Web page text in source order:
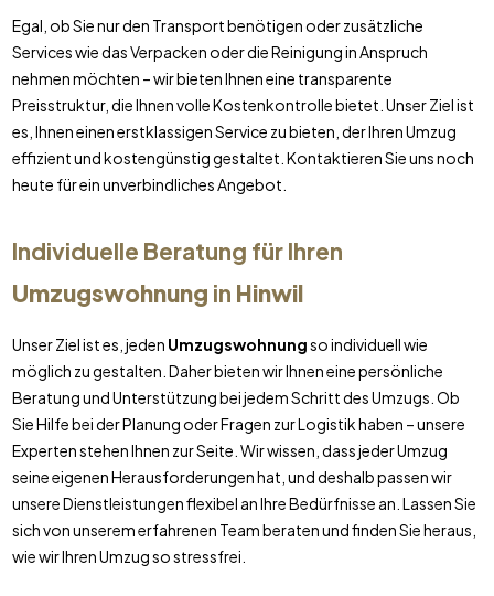
Egal, ob Sie nur den Transport benötigen oder zusätzliche
Services wie das Verpacken oder die Reinigung in Anspruch
nehmen möchten – wir bieten Ihnen eine transparente
Preisstruktur, die Ihnen volle Kostenkontrolle bietet. Unser Ziel ist
es, Ihnen einen erstklassigen Service zu bieten, der Ihren Umzug
effizient und kostengünstig gestaltet. Kontaktieren Sie uns noch
heute für ein unverbindliches Angebot.
Individuelle Beratung für Ihren
Umzugswohnung in Hinwil
Unser Ziel ist es, jeden Umzugswohnungso individuell wie
möglich zu gestalten. Daher bieten wir Ihnen eine persönliche
Beratung und Unterstützung bei jedem Schritt des Umzugs. Ob
Sie Hilfe bei der Planung oder Fragen zur Logistik haben – unsere
Experten stehen Ihnen zur Seite. Wir wissen, dass jeder Umzug
seine eigenen Herausforderungen hat, und deshalb passen wir
unsere Dienstleistungen flexibel an Ihre Bedürfnisse an. Lassen Sie
sich von unserem erfahrenen Team beraten und finden Sie heraus,
wie wir Ihren Umzug so stressfrei.